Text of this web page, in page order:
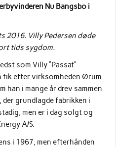
Nu Bangsbo i
2016. Villy Pedersen døde
tids sygdom.
som Villy ”Passat”
fik efter virksomheden Ørum
han i mange år drev sammen
der grundlagde fabrikken i
men er i dag solgt og
A/S.
i 1967, men efterhånden